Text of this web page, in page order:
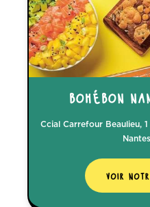
bohébon
Ccial Carrefour Beaulieu,
voir